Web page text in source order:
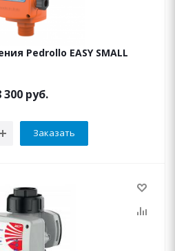
Pedrollo EASY SMALL
300руб.
Заказать